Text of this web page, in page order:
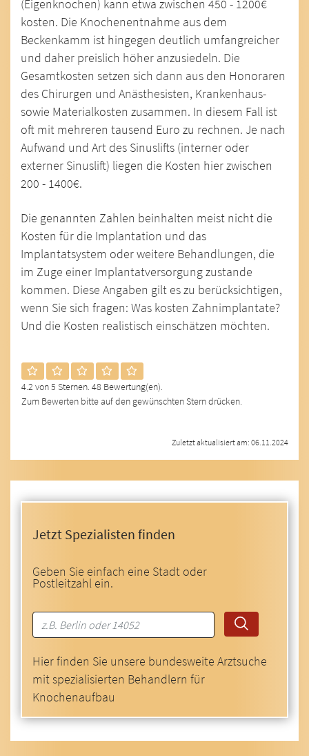
(Eigenknochen) kann etwa zwischen 450 - 1200€
kosten. Die Knochenentnahme aus dem
Beckenkamm ist hingegen deutlich umfangreicher
und daher preislich höher anzusiedeln. Die
Gesamtkosten setzen sich dann aus den Honoraren
des Chirurgen und Anästhesisten, Krankenhaus-
sowie Materialkosten zusammen. In diesem Fall ist
oft mit mehreren tausend Euro zu rechnen. Je nach
Aufwand und Art des Sinuslifts (interner oder
externer Sinuslift) liegen die Kosten hier zwischen
200 - 1400€.
Die genannten Zahlen beinhalten meist nicht die
Kosten für die Implantation und das
Implantatsystem oder weitere Behandlungen, die
im Zuge einer Implantatversorgung zustande
kommen. Diese Angaben gilt es zu berücksichtigen,
wenn Sie sich fragen: Was kosten Zahnimplantate?
Und die Kosten realistisch einschätzen möchten.
4.2 von 5 Sternen. 48 Bewertung(en).
Zum Bewerten bitte auf den gewünschten Stern drücken.
Zuletzt aktualisiert am: 06.11.2024
Jetzt Spezialisten finden
Geben Sie einfach eine Stadt oder
Postleitzahl ein.
Hier finden Sie unsere bundesweite Arztsuche
mit spezialisierten Behandlern für
Knochenaufbau